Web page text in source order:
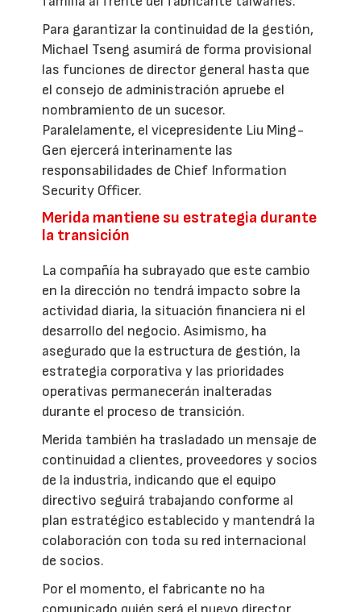
Para garantizar la continuidad de la gestión,
Michael Tseng asumirá de forma provisional
las funciones de director general hasta que
el consejo de administración apruebe el
nombramiento de un sucesor.
Paralelamente, el vicepresidente Liu Ming-
Gen ejercerá interinamente las
responsabilidades de Chief Information
Security Officer.
Merida mantiene su estrategia durante
la transición
La compañía ha subrayado que este cambio
en la dirección no tendrá impacto sobre la
actividad diaria, la situación financiera ni el
desarrollo del negocio. Asimismo, ha
asegurado que la estructura de gestión, la
estrategia corporativa y las prioridades
operativas permanecerán inalteradas
durante el proceso de transición.
Merida también ha trasladado un mensaje de
continuidad a clientes, proveedores y socios
de la industria, indicando que el equipo
directivo seguirá trabajando conforme al
plan estratégico establecido y mantendrá la
colaboración con toda su red internacional
de socios.
Por el momento, el fabricante no ha